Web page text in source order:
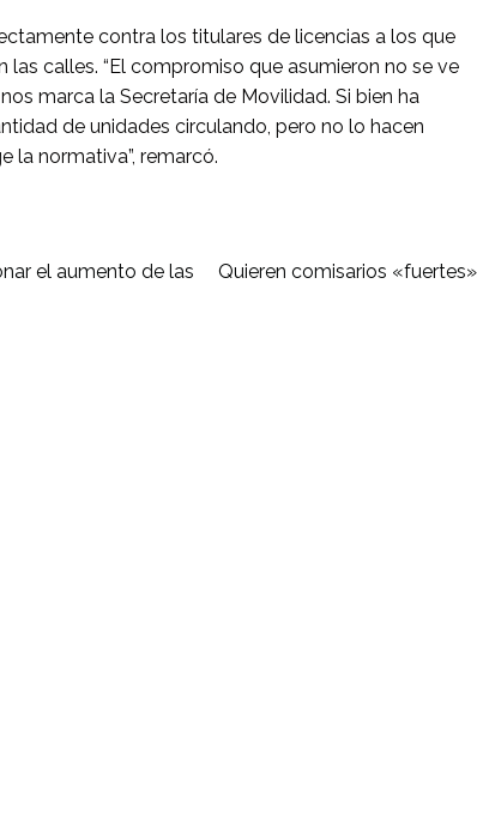
contra los titulares de licencias a los que
calles. “El compromiso que asumieron no se ve
marca la Secretaría de Movilidad. Si bien ha
de unidades circulando, pero no lo hacen
la normativa”, remarcó.
el aumento de las
Quieren comisarios